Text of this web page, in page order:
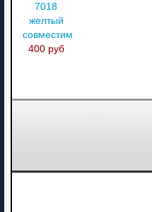
7018
желтый
совместимый
400 руб